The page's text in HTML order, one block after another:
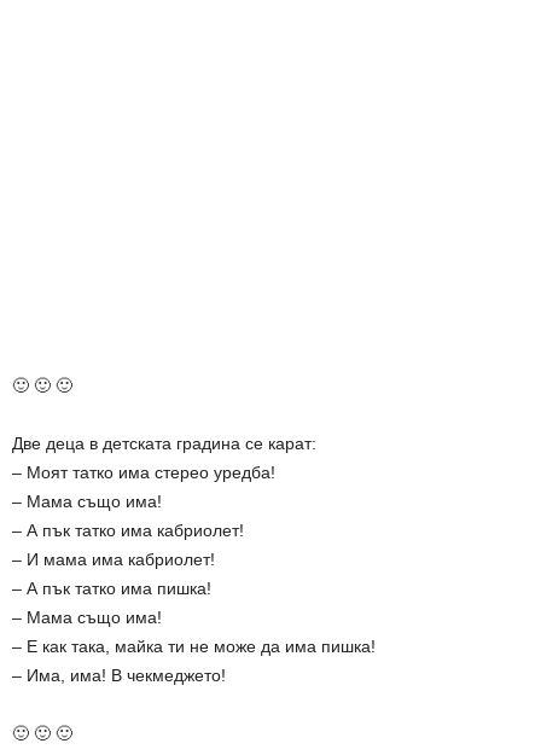
🙂 🙂 🙂
Две деца в детската градина се карат:
– Моят татко има стерео уредба!
– Мама също има!
– А пък татко има кабриолет!
– И мама има кабриолет!
– А пък татко има пишка!
– Мама също има!
– Е как така, майка ти не може да има пишка!
– Има, има! В чекмеджето!
🙂 🙂 🙂